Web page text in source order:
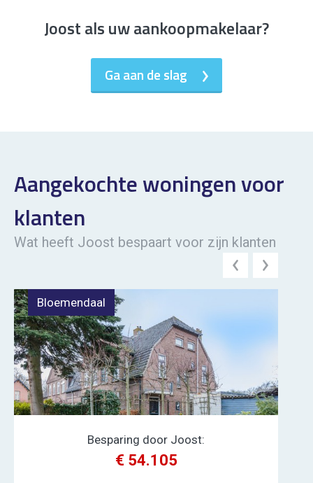
Joost als uw aankoopmakelaar?
Ga aan de slag
Aangekochte woningen voor
klanten
Wat heeft Joost bespaart voor zijn klanten
Bloemendaal
Besparing door Joost:
€ 54.105